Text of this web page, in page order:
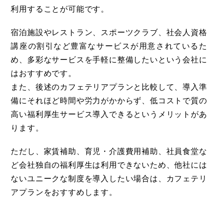
利用することが可能です。
宿泊施設やレストラン、スポーツクラブ、社会人資格
講座の割引など豊富なサービスが用意されているた
め、多彩なサービスを手軽に整備したいという会社に
はおすすめです。
また、後述のカフェテリアプランと比較して、導入準
備にそれほど時間や労力がかからず、低コストで質の
高い福利厚生サービス導入できるというメリットがあ
ります。
ただし、家賃補助、育児・介護費用補助、社員食堂な
ど会社独自の福利厚生は利用できないため、他社には
ないユニークな制度を導入したい場合は、カフェテリ
アプランをおすすめします。